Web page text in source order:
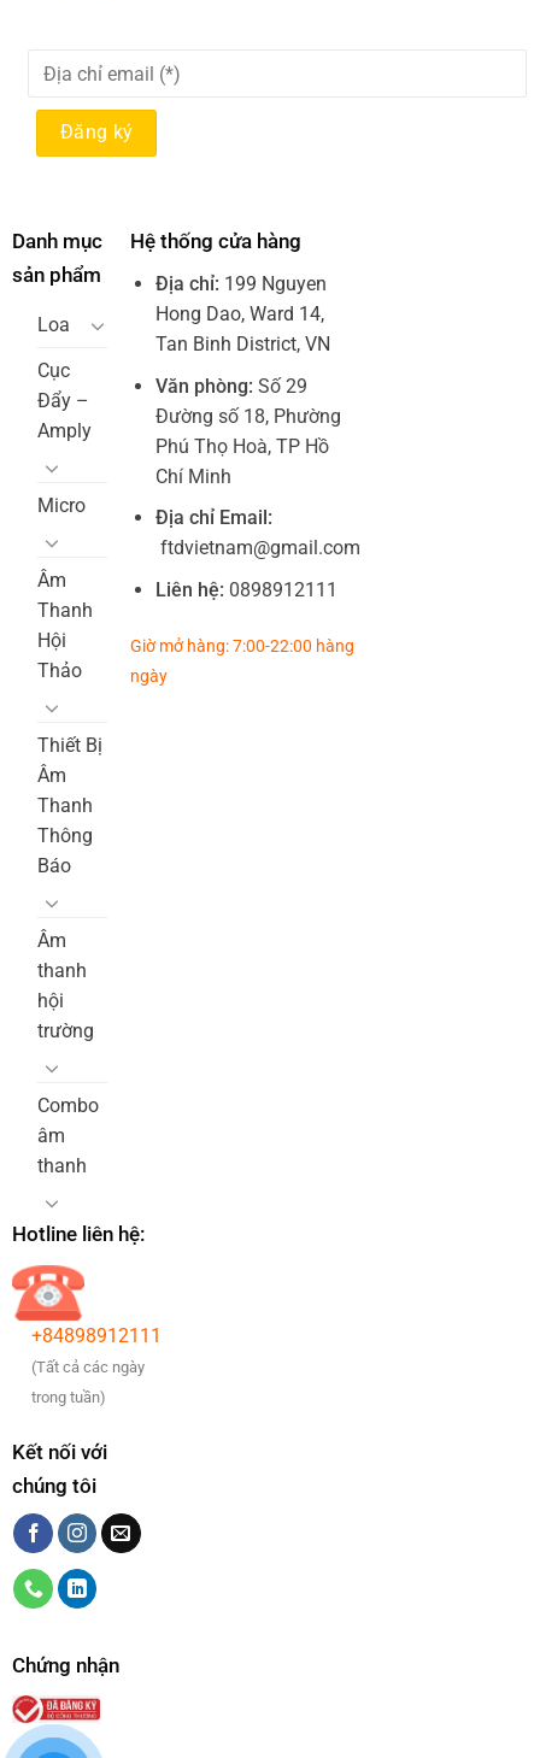
Danh mục
sản phẩm
Loa
Cục
Đẩy –
Amply
Micro
Âm
Thanh
Hội
Thảo
Thiết Bị
Âm
Thanh
Thông
Báo
Âm
thanh
hội
trường
Combo
âm
thanh
Hệ thống cửa hàng
Địa chỉ: 199 Nguyen
Hong Dao, Ward 14,
Tan Binh District, VN
Văn phòng: Số 29
Đường số 18, Phường
Phú Thọ Hoà, TP Hồ
Chí Minh
Địa chỉ Email:
ftdvietnam@gmail.com
Liên hệ: 0898912111
Giờ mở hàng: 7:00-22:00 hàng
ngày
Hotline liên hệ:
+84898912111
(Tất cả các ngày
trong tuần)
Kết nối với
chúng tôi
Chứng nhận